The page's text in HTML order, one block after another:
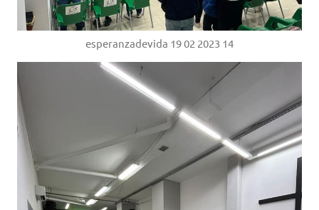
esperanzadevida 19 02 2023 14